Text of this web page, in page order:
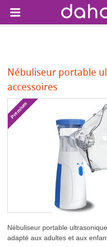
Nébuliseur portable
accessoires
Premium
Nébuliseur portable
adapté aux adultes et aux